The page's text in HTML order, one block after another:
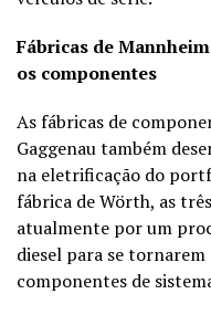
Fábricas de
os componentes
As fábricas de
Gaggenau também
na eletrificação do
fábrica de Wörth, as
atualmente por um
diesel para se
componentes de